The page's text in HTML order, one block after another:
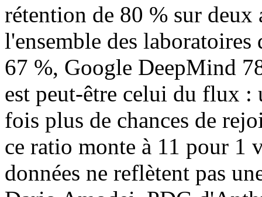
rétention de 80 % sur deux
l'ensemble des
67 %, Google DeepMind
est peut-être celui du flux :
fois plus de chances de
ce ratio monte à 11 pour 1
données ne reflètent pas